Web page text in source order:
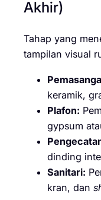
Akhir)
Tahap yang
tampilan visual
keramik,
Plafon:
gypsum
dinding
Sanitari:
kran, dan